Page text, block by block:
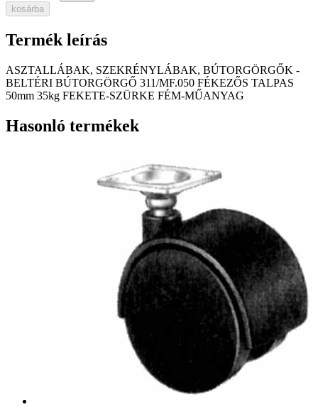
kosárba
Termék leírás
ASZTALLÁBAK, SZEKRÉNYLÁBAK, BÚTORGÖRGŐK -
BELTÉRI BÚTORGÖRGŐ 311/MF.050 FÉKEZŐS TALPAS
50mm 35kg FEKETE-SZÜRKE FÉM-MŰANYAG
Hasonló termékek